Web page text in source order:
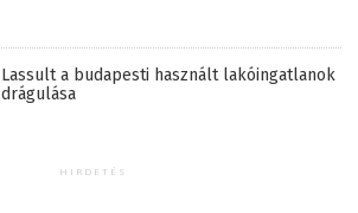
Lassult a budapesti használt lakóingatlanok
drágulása
HIRDETÉS